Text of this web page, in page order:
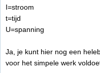
I=stroom
t=tijd
U=spanning
Ja, je kunt hier nog een
voor het simpele werk